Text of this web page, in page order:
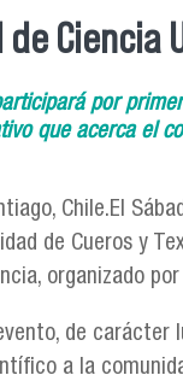
Ciencia
por
que acerca el
Chile.El
de Cueros y
organizado
de carácter
a la